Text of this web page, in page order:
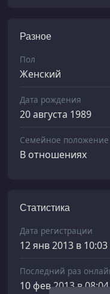
Разное
Пол
Женский
Дата рождения
20 августа 1989
Семейное положение
В отношениях
Статистика
Дата регистрации
12 янв 2013 в 10:03
Последний раз
10 фев 2013 в 08:04